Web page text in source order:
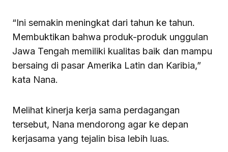
“Ini semakin meningkat dari tahun ke tahun.
Membuktikan bahwa produk-produk unggulan
Jawa Tengah memiliki kualitas baik dan mampu
bersaing di pasar Amerika Latin dan Karibia,”
kata Nana.
Melihat kinerja kerja sama perdagangan
tersebut, Nana mendorong agar ke depan
kerjasama yang tejalin bisa lebih luas.